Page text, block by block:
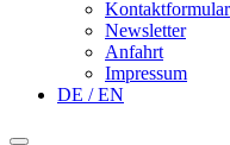
Kontaktformular
Newsletter
Anfahrt
Impressum
DE / EN